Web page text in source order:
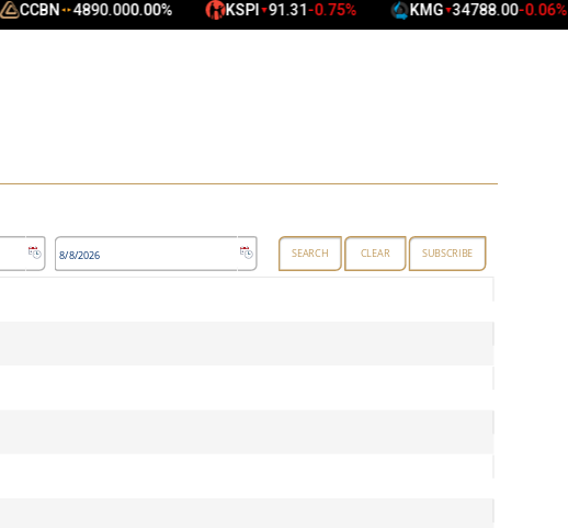
CCBN▲ ▲4890.000.00% KSPI▼91.31-0.75% KMG▼34788.00-0.06%